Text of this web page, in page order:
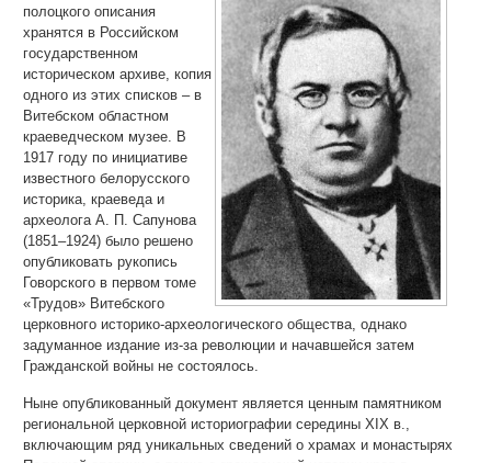
полоцкого описания
хранятся в Российском
государственном
историческом архиве, копия
одного из этих списков – в
Витебском областном
краеведческом музее. В
1917 году по инициативе
известного белорусского
историка, краеведа и
археолога А. П. Сапунова
(1851–1924) было решено
опубликовать рукопись
Говорского в первом томе
«Трудов» Витебского
церковного историко-археологического общества, однако
задуманное издание из-за революции и начавшейся затем
Гражданской войны не состоялось.
Ныне опубликованный документ является ценным памятником
региональной церковной историографии середины XIX в.,
включающим ряд уникальных сведений о храмах и монастырях